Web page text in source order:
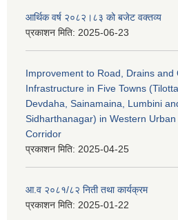
आर्थिक वर्ष २०८२।८३ को बजेट वक्तव्य
प्रकाशन मिति: 2025-06-23
Improvement to Road, Drains and
Infrastructure in Five Towns
Devdaha, Sainamaina, Lumbini
Sidharthanagar) in Western Urban
Corridor
प्रकाशन मिति: 2025-04-25
आ.व २०८१/८२ निती तथा कार्यक्रम
प्रकाशन मिति: 2025-01-22